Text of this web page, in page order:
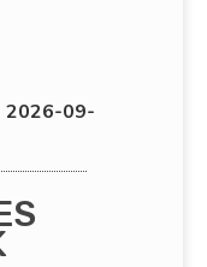
2026-09-